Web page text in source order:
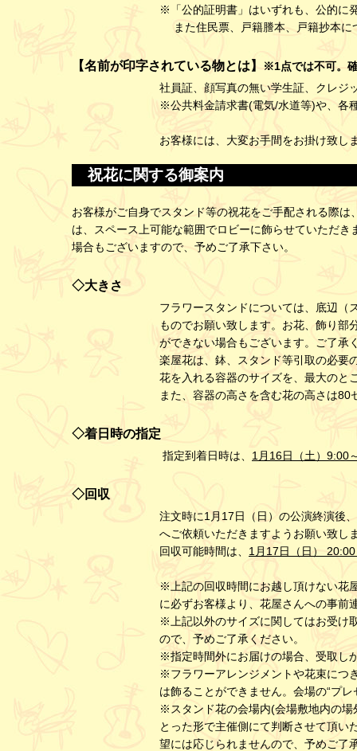
※「公的証明書」はいずれも、公的に
また住民票、戸籍謄本、戸籍抄本に
【名前が印字されている物とは】
※1点では不可。
社員証、顔写真の無い学生証、クレジ
※公共料金請求書(電気/水道等)や、各
お客様には、大変お手間をお掛け致し
祝花に関する御案内
お客様がご自身でスタンド等の祝花をご手配される際
は、スペース上可能な範囲でロビーに飾らせていただ
場合もございますので、予めご了承下さい。
◇大きさ
フラワースタンドについては、底辺（
ものでお願い致します。お花、飾り部
ができない場合もございます。ご了承
楽屋花は、鉢、スタンド等引取の必要
花を入れる容器のサイズを、最大のと
また、容器の高さを含む花の高さは
◇着日時の指定
指定到着日時は、 1月16日（土）9:00
◇回収
注文時に1月17日（日）の公演終演後
へご依頼いただきますようお願い致し
回収可能時間は、 1月17日（日）
※上記の回収時間にお越し頂けない花
に必ずお客様より、花屋さんへの事前
※上記以外のサイズに関してはお受け
ので、予めご了承ください。
※指定時間外にお届けの場合、受取し
※フラワーアレンジメントや花束につ
は飾ることができません。会場の“プ
※スタンド花の会場内(会場敷地内の
とった形で主催側にて判断させて頂い
望には応じられませんので、予めご了